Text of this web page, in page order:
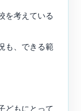
を考えている
も、できる範
どもにとって